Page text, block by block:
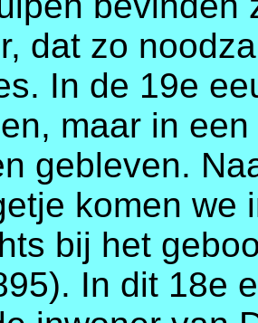
dat zo
In de 19e
maar in
gebleven.
komen we
bij het
In dit 18e